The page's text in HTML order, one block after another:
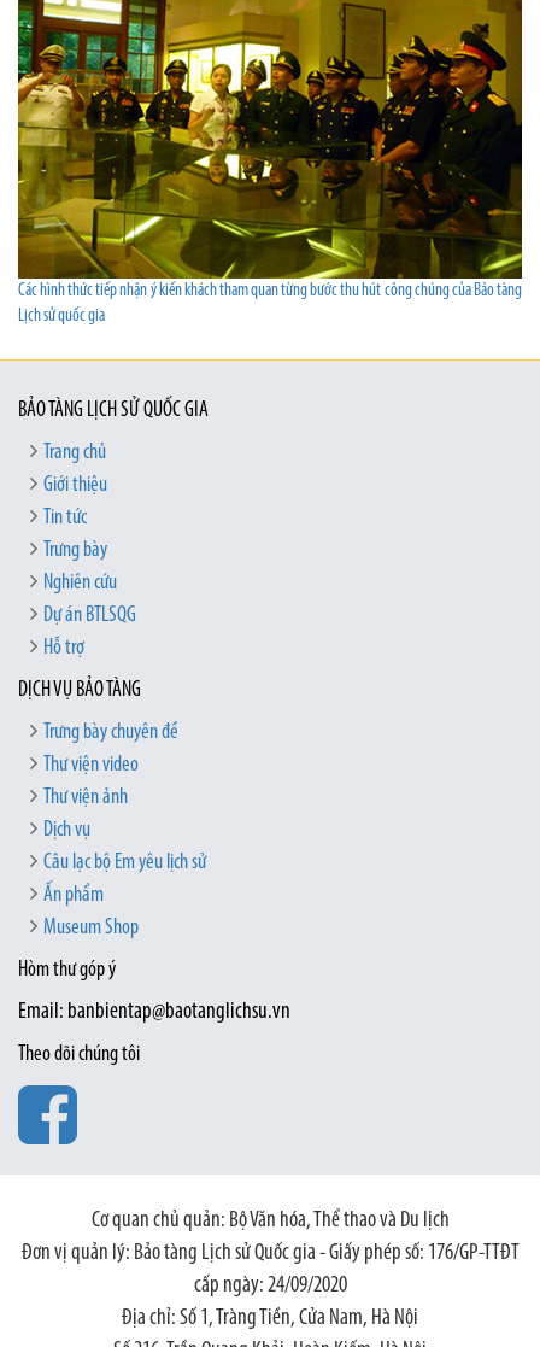
Các hình thức tiếp nhận ý kiến khách tham quan từng bước thu hút công chúng của Bảo tàng
Lịch sử quốc gia
BẢO TÀNG LỊCH SỬ QUỐC GIA
Trang chủ
Giới thiệu
Tin tức
Trưng bày
Nghiên cứu
Dự án BTLSQG
Hỗ trợ
DỊCH VỤ BẢO TÀNG
Trưng bày chuyên đề
Thư viện video
Thư viện ảnh
Dịch vụ
Câu lạc bộ Em yêu lịch sử
Ấn phẩm
Museum Shop
Hòm thư góp ý
Email: banbientap@baotanglichsu.vn
Theo dõi chúng tôi
Cơ quan chủ quản: Bộ Văn hóa, Thể thao và Du lịch
Đơn vị quản lý: Bảo tàng Lịch sử Quốc gia - Giấy phép số: 176/GP-TTĐT
cấp ngày: 24/09/2020
Địa chỉ: Số 1, Tràng Tiền, Cửa Nam, Hà Nội